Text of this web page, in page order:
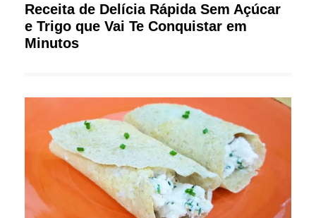
Receita de Delícia Rápida Sem Açúcar
e Trigo que Vai Te Conquistar em
Minutos